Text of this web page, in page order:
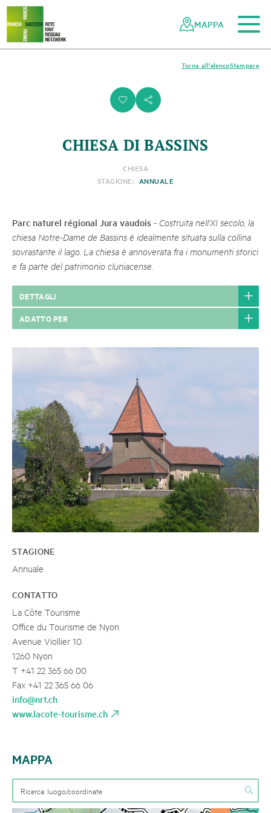
Navigazione
nella
rete
dei
Navigazione
rapida
Al contenuto principale
Alla navigazione mobile
Alla ricerca
Al piè di pagina
Alla mappa del sito
MAPPA
i s
Stampare
Torna all'elenco
CHIESA DI BASSINS
CHIESA
STAGIONE: ANNUALE
Parc naturel régional Jura vaudois - Costruita nell'XI secolo, la
chiesa Notre-Dame de Bassins è idealmente situata sulla collina
sovrastante il lago. La chiesa è annoverata fra i monumenti storici
e fa parte del patrimonio cluniacense.
DETTAGLI
ADATTO PER
STAGIONE
Annuale
CONTATTO
La Côte Tourisme
Office du Tourisme de Nyon
Avenue Viollier 10
1260 Nyon
T +41 22 365 66 00
Fax +41 22 365 66 06
info@nrt.ch
www.lacote-tourisme.ch
MAPPA